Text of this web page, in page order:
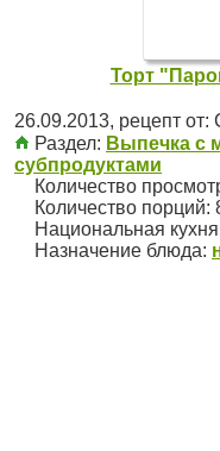
Торт
26.09.2013, рецепт от:
Раздел: Выпечка с
субпродуктами
Количество
Количество порций:
Национальная
Назначение блюда: